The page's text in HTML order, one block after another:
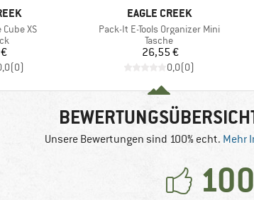
XS
(0)
MARKE
EAGLE CREEK
Artikel
Pack-It E-Tools Organizer Mini
Produktgruppe
Tasche
Preis
26,55 €
0,0(0)
Unsere Bewertungen sind 100% echt. Mehr